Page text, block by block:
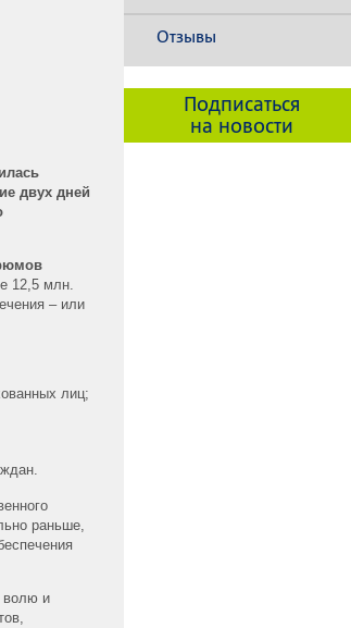
двух дней
12,5 млн.
– или
лиц;
раньше,
волю и
Отзывы
Подписаться
на новости